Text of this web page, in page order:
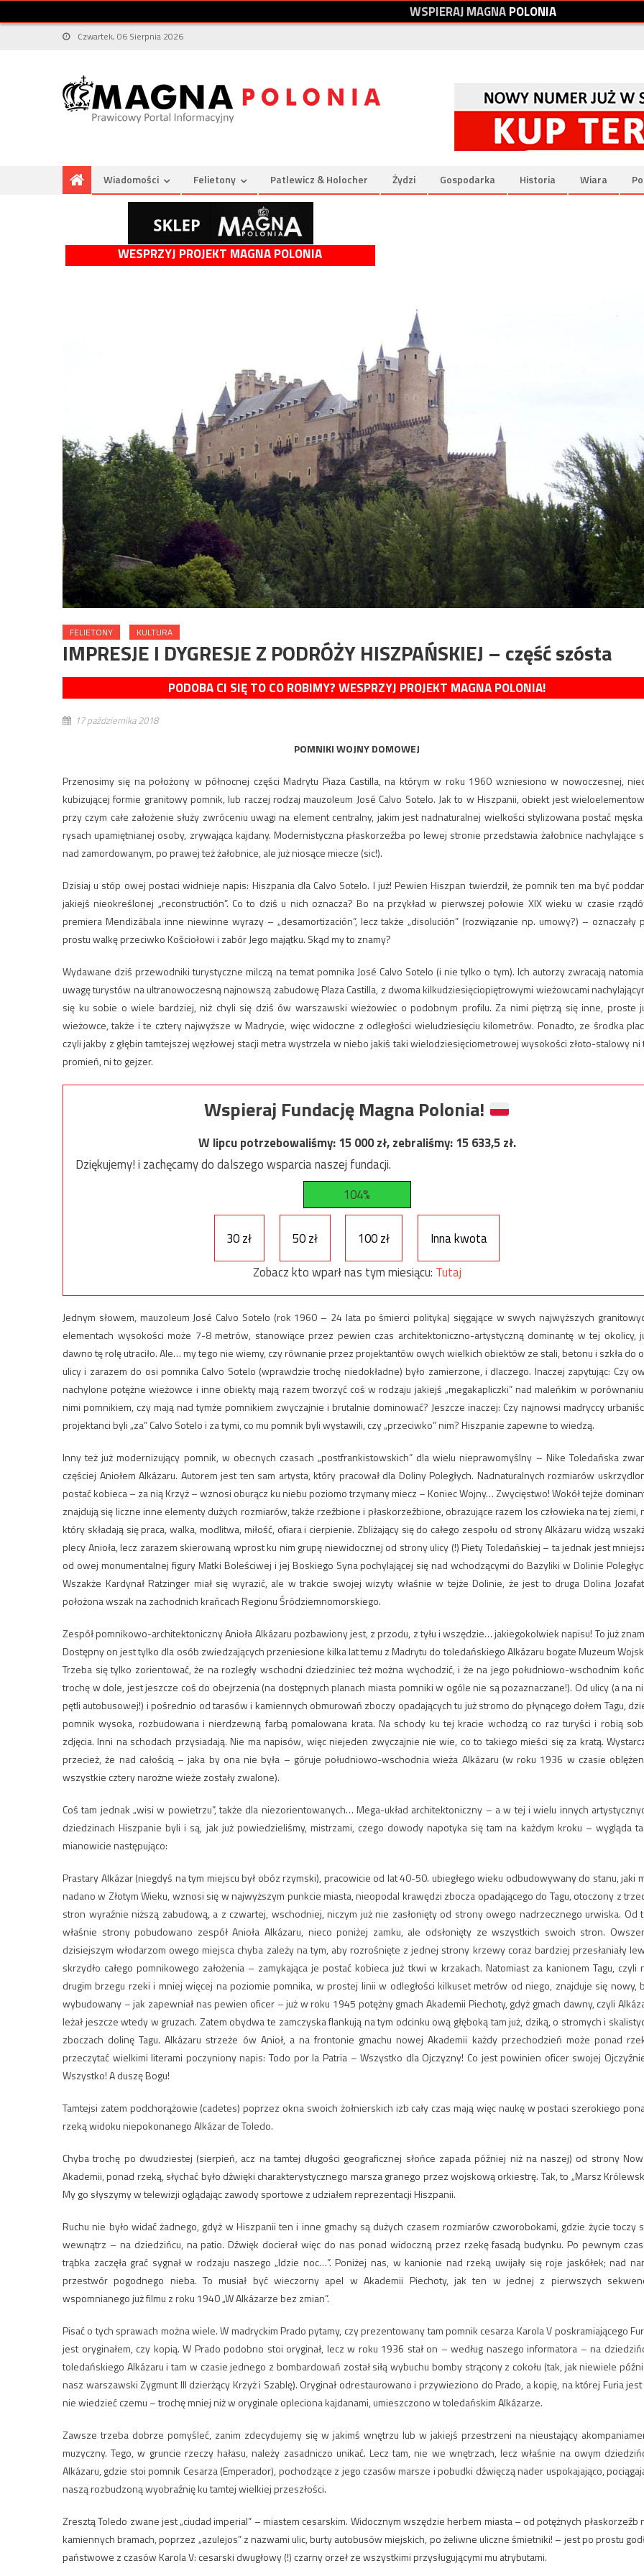
WSPIERAJMAGNAPOLONIA
Czwartek, 06 Sierpnia 2026
Wiadomości Felietony Patlewicz & Holocher Żydzi Gospodarka Historia Wiara
WESPRZYJ PROJEKT MAGNA POLONIA
FELIETONY KULTURA
IMPRESJE I DYGRESJE Z PODRÓŻY HISZPAŃSKIEJ – część szósta
PODOBA CI SIĘ TO CO ROBIMY? WESPRZYJ PROJEKT MAGNA POLONIA!
17 października 2018
POMNIKI WOJNY DOMOWEJ
Przenosimy się na położony w północnej części Madrytu Piaza Castilla, na którym w roku 1960 wzniesiono w nowoczesnej,
kubizującej formie granitowy pomnik, lub raczej rodzaj mauzoleum José Calvo Sotelo. Jak to w Hiszpanii, obiekt jest
przy czym całe założenie służy zwróceniu uwagi na element centralny, jakim jest nadnaturalnej wielkości stylizowana postać
rysach upamiętnianej osoby, zrywająca kajdany. Modernistyczna płaskorzeźba po lewej stronie przedstawia żałobnice nachylające
nad zamordowanym, po prawej też żałobnice, ale już niosące miecze (sic!).
Dzisiaj u stóp owej postaci widnieje napis: Hiszpania dla Calvo Sotelo. I już! Pewien Hiszpan twierdził, że pomnik ten ma być
jakiejś nieokreślonej „reconstructión”. Co to dziś u nich oznacza? Bo na przykład w pierwszej połowie XIX wieku w czasie
premiera Mendizábala inne niewinne wyrazy – „desamortización”, lecz także „disolución” (rozwiązanie np. umowy?) – oznaczały
prostu walkę przeciwko Kościołowi i zabór Jego majątku. Skąd my to znamy?
Wydawane dziś przewodniki turystyczne milczą na temat pomnika José Calvo Sotelo (i nie tylko o tym). Ich autorzy zwracają
uwagę turystów na ultranowoczesną najnowszą zabudowę Plaza Castilla, z dwoma kilkudziesięciopiętrowymi wieżowcami
się ku sobie o wiele bardziej, niż chyli się dziś ów warszawski wieżowiec o podobnym profilu. Za nimi piętrzą się inne, proste
wieżowce, także i te cztery najwyższe w Madrycie, więc widoczne z odległości wieludziesięciu kilometrów. Ponadto, ze środka
czyli jakby z głębin tamtejszej węzłowej stacji metra wystrzela w niebo jakiś taki wielodziesięciometrowej wysokości złoto-stalowy ni
promień, ni to gejzer.
Wspieraj Fundację Magna Polonia!
W lipcu potrzebowaliśmy:15 000zł, zebraliśmy:15 633,5zł.
Dziękujemy! i zachęcamy do dalszego wsparcia naszej fundacji.
104%
30 zł 50 zł 100 zł
Inna kwota
Zobacz kto wparł nas tym miesiącu: Tutaj
Jednym słowem, mauzoleum José Calvo Sotelo (rok 1960 – 24 lata po śmierci polityka) sięgające w swych najwyższych
elementach wysokości może 7-8 metrów, stanowiące przez pewien czas architektoniczno-artystyczną dominantę w tej okolicy,
dawno tę rolę utraciło. Ale… my tego nie wiemy, czy równanie przez projektantów owych wielkich obiektów ze stali, betonu i szkła do
ulicy i zarazem do osi pomnika Calvo Sotelo (wprawdzie trochę niedokładne) było zamierzone, i dlaczego. Inaczej zapytując: Czy
nachylone potężne wieżowce i inne obiekty mają razem tworzyć coś w rodzaju jakiejś „megakapliczki” nad maleńkim w
nimi pomnikiem, czy mają nad tymże pomnikiem zwyczajnie i brutalnie dominować? Jeszcze inaczej: Czy najnowsi madryccy
projektanci byli „za” Calvo Sotelo i za tymi, co mu pomnik byli wystawili, czy „przeciwko” nim? Hiszpanie zapewne to wiedzą.
Inny też już modernizujący pomnik, w obecnych czasach „postfrankistowskich” dla wielu nieprawomyślny – Nike Toledańska
częściej Aniołem Alkázaru. Autorem jest ten sam artysta, który pracował dla Doliny Poległych. Nadnaturalnych rozmiarów
postać kobieca – za nią Krzyż – wznosi oburącz ku niebu poziomo trzymany miecz – Koniec Wojny… Zwycięstwo! Wokół tejże
znajdują się liczne inne elementy dużych rozmiarów, także rzeźbione i płaskorzeźbione, obrazujące razem los człowieka na tej ziemi,
który składają się praca, walka, modlitwa, miłość, ofiara i cierpienie. Zbliżający się do całego zespołu od strony Alkázaru widzą
plecy Anioła, lecz zarazem skierowaną wprost ku nim grupę niewidocznej od strony ulicy (!) Piety Toledańskiej – ta jednak jest
od owej monumentalnej figury Matki Boleściwej i jej Boskiego Syna pochylającej się nad wchodzącymi do Bazyliki w Dolinie
Wszakże Kardynał Ratzinger miał się wyrazić, ale w trakcie swojej wizyty właśnie w tejże Dolinie, że jest to druga Dolina
położona wszak na zachodnich krańcach Regionu Śródziemnomorskiego.
Zespół pomnikowo-architektoniczny Anioła Alkázaru pozbawiony jest, z przodu, z tyłu i wszędzie… jakiegokolwiek napisu! To już
Dostępny on jest tylko dla osób zwiedzających przeniesione kilka lat temu z Madrytu do toledańskiego Alkázaru bogate Muzeum
Trzeba się tylko zorientować, że na rozległy wschodni dziedziniec też można wychodzić, i że na jego południowo-wschodnim
trochę w dole, jest jeszcze coś do obejrzenia (na dostępnych planach miasta pomniki w ogóle nie są pozaznaczane!). Od ulicy (a na
pętli autobusowej!) i pośrednio od tarasów i kamiennych obmurowań zboczy opadających tu już stromo do płynącego dołem Tagu,
pomnik wysoka, rozbudowana i nierdzewną farbą pomalowana krata. Na schody ku tej kracie wchodzą co raz turyści i robią
zdjęcia. Inni na schodach przysiadają. Nie ma napisów, więc niejeden zwyczajnie nie wie, co to takiego mieści się za kratą.
przecież, że nad całością – jaka by ona nie była – góruje południowo-wschodnia wieża Alkázaru (w roku 1936 w czasie
wszystkie cztery narożne wieże zostały zwalone).
Coś tam jednak „wisi w powietrzu”, także dla niezorientowanych… Mega-układ architektoniczny – a w tej i wielu innych
dziedzinach Hiszpanie byli i są, jak już powiedzieliśmy, mistrzami, czego dowody napotyka się tam na każdym kroku – wygląda
mianowicie następująco:
Prastary Alkázar (niegdyś na tym miejscu był obóz rzymski), pracowicie od lat 40-50. ubiegłego wieku odbudowywany do stanu, jaki
nadano w Złotym Wieku, wznosi się w najwyższym punkcie miasta, nieopodal krawędzi zbocza opadającego do Tagu, otoczony z
stron wyraźnie niższą zabudową, a z czwartej, wschodniej, niczym już nie zasłonięty od strony owego nadrzecznego urwiska. Od
właśnie strony pobudowano zespół Anioła Alkázaru, nieco poniżej zamku, ale odsłonięty ze wszystkich swoich stron.
dzisiejszym włodarzom owego miejsca chyba zależy na tym, aby rozrośnięte z jednej strony krzewy coraz bardziej przesłaniały
skrzydło całego pomnikowego założenia – zamykająca je postać kobieca już tkwi w krzakach. Natomiast za kanionem Tagu, czyli
drugim brzegu rzeki i mniej więcej na poziomie pomnika, w prostej linii w odległości kilkuset metrów od niego, znajduje się nowy,
wybudowany – jak zapewniał nas pewien oficer – już w roku 1945 potężny gmach Akademii Piechoty, gdyż gmach dawny, czyli
leżał jeszcze wtedy w gruzach. Zatem obydwa te zamczyska flankują na tym odcinku ową głęboką tam już, dziką, o stromych i
zboczach dolinę Tagu. Alkázaru strzeże ów Anioł, a na frontonie gmachu nowej Akademii każdy przechodzień może ponad
przeczytać wielkimi literami poczyniony napis: Todo por la Patria – Wszystko dla Ojczyzny! Co jest powinien oficer swojej
Wszystko! A duszę Bogu!
Tamtejsi zatem podchorążowie (cadetes) poprzez okna swoich żołnierskich izb cały czas mają więc naukę w postaci szerokiego
rzeką widoku niepokonanego Alkázar de Toledo.
Chyba trochę po dwudziestej (sierpień, acz na tamtej długości geograficznej słońce zapada później niż na naszej) od strony
Akademii, ponad rzeką, słychać było dźwięki charakterystycznego marsza granego przez wojskową orkiestrę. Tak, to „Marsz
My go słyszymy w telewizji oglądając zawody sportowe z udziałem reprezentacji Hiszpanii.
Ruchu nie było widać żadnego, gdyż w Hiszpanii ten i inne gmachy są dużych czasem rozmiarów czworobokami, gdzie życie toczy
wewnątrz – na dziedzińcu, na patio. Dźwięk docierał więc do nas ponad widoczną przez rzekę fasadą budynku. Po pewnym
trąbka zaczęła grać sygnał w rodzaju naszego „Idzie noc…”. Poniżej nas, w kanionie nad rzeką uwijały się roje jaskółek; nad
przestwór pogodnego nieba. To musiał być wieczorny apel w Akademii Piechoty, jak ten w jednej z pierwszych
wspomnianego już filmu z roku 1940 „W Alkázarze bez zmian”.
Pisać o tych sprawach można wiele. W madryckim Prado pytamy, czy prezentowany tam pomnik cesarza Karola V poskramiającego
jest oryginałem, czy kopią. W Prado podobno stoi oryginał, lecz w roku 1936 stał on – według naszego informatora – na
toledańskiego Alkázaru i tam w czasie jednego z bombardowań został siłą wybuchu bomby strącony z cokołu (tak, jak niewiele
nasz warszawski Zygmunt III dzierżący Krzyż i Szablę). Oryginał odrestaurowano i przywieziono do Prado, a kopię, na której Furia
nie wiedzieć czemu – trochę mniej niż w oryginale opleciona kajdanami, umieszczono w toledańskim Alkázarze.
Zawsze trzeba dobrze pomyśleć, zanim zdecydujemy się w jakimś wnętrzu lub w jakiejś przestrzeni na nieustający
muzyczny. Tego, w gruncie rzeczy hałasu, należy zasadniczo unikać. Lecz tam, nie we wnętrzach, lecz właśnie na owym
Alkázaru, gdzie stoi pomnik Cesarza (Emperador), pochodzące z jego czasów marsze i pobudki dźwięczą nader uspokajająco,
naszą rozbudzoną wyobraźnię ku tamtej wielkiej przeszłości.
Zresztą Toledo zwane jest „ciudad imperial” – miastem cesarskim. Widocznym wszędzie herbem miasta – od potężnych płaskorzeźb
kamiennych bramach, poprzez „azulejos” z nazwami ulic, burty autobusów miejskich, po żeliwne uliczne śmietniki! – jest po prostu
państwowe z czasów Karola V: cesarski dwugłowy (!) czarny orzeł ze wszystkimi przysługującymi mu atrybutami.